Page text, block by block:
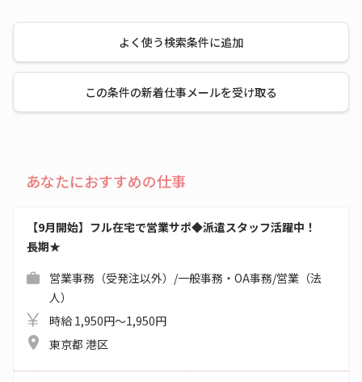
よく使う検索条件に追加
この条件の新着仕事メールを受け取る
あなたにおすすめの仕事
【9月開始】フル在宅で営業サポ◆派遣スタッフ活躍中！
長期★
営業事務（受発注以外）/一般事務・OA事務/営業（法
人）
時給 1,950円～1,950円
東京都 港区